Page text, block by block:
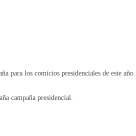
para los comicios presidenciales de este año.
campaña presidencial.